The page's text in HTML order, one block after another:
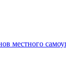
местного